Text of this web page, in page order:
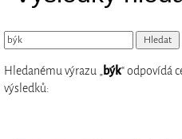
Hledanému výrazu „býk“ odpovídá
výsledků: